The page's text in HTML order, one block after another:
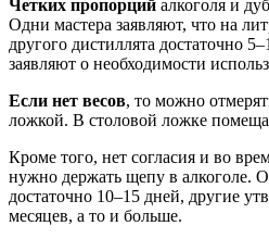
Четких пропорций алкоголя и
Одни мастера заявляют, что на
другого дистиллята достаточно
заявляют о необходимости
Если нет весов, то можно
ложкой. В столовой ложке
Кроме того, нет согласия и во
нужно держать щепу в алкоголе.
достаточно 10–15 дней, другие
месяцев, а то и больше.